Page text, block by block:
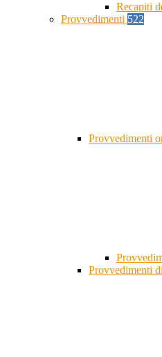
Recapiti
Provvedimenti 522
Provvedimenti
Provvedimenti